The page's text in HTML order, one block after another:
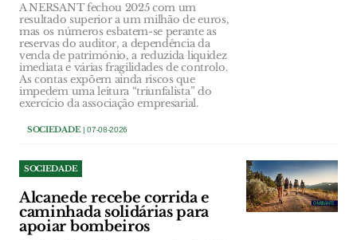
A NERSANT fechou 2025 com um
resultado superior a um milhão de euros,
mas os números esbatem-se perante as
reservas do auditor, a dependência da
venda de património, a reduzida liquidez
imediata e várias fragilidades de controlo.
As contas expõem ainda riscos que
impedem uma leitura “triunfalista” do
exercício da associação empresarial.
SOCIEDADE| 07-08-2026
SOCIEDADE
Alcanede recebe corrida e
caminhada solidárias para
apoiar bombeiros